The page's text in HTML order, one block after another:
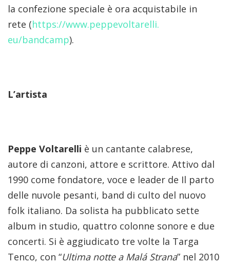
la confezione speciale è ora acquistabile in
rete (https://www.peppevoltarelli.
eu/bandcamp).
L’artista
Peppe Voltarelli è un cantante calabrese,
autore di canzoni, attore e scrittore. Attivo dal
1990 come fondatore, voce e leader de Il parto
delle nuvole pesanti, band di culto del nuovo
folk italiano. Da solista ha pubblicato sette
album in studio, quattro colonne sonore e due
concerti. Si è aggiudicato tre volte la Targa
Tenco, con “Ultima notte a Malá Strana” nel 2010